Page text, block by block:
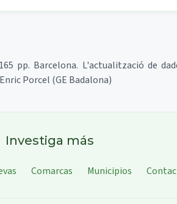
pp. Barcelona. L'actualització de
Porcel (GE Badalona)
Investiga más
Comarcas Municipios